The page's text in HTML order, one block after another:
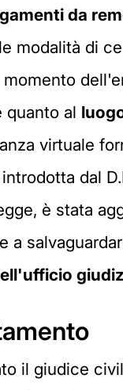
da
modalità di
quanto al
virtuale
dal
è stata
a
il giudice